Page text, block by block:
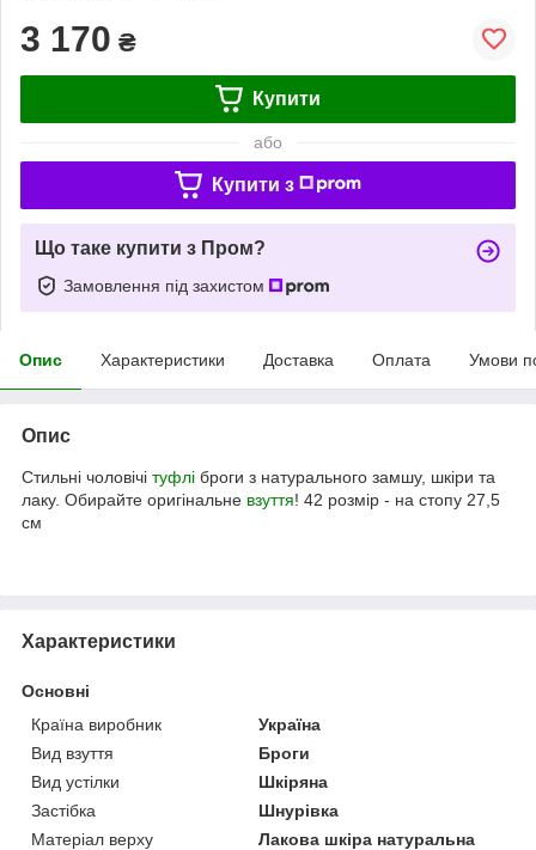
3 170 ₴
Купити
або
Купити з
Що таке купити з Пром?
Замовлення під захистом
Опис Характеристики Доставка Оплата Умови
Опис
Стильні чоловічі туфлі броги з натурального замшу, шкіри та
лаку. Обирайте оригінальне взуття! 42 розмір - на стопу 27,5
см
Характеристики
Основні
Країна виробник
Україна
Вид взуття
Броги
Вид устілки
Шкіряна
Застібка
Шнурівка
Матеріал верху
Лакова шкіра натуральна